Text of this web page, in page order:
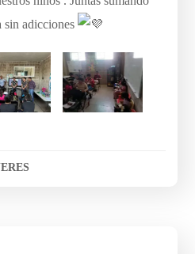
sin adicciones